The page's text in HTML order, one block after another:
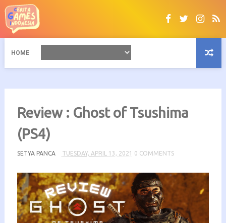
HOME
Review : Ghost of Tsushima
(PS4)
SETYA PANCA TUESDAY, APRIL 13, 2021 0 COMMENTS